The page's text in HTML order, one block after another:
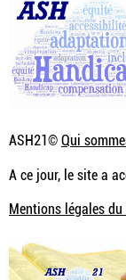
ASH21©Qui
A ce jour, le site a
Mentions légales du